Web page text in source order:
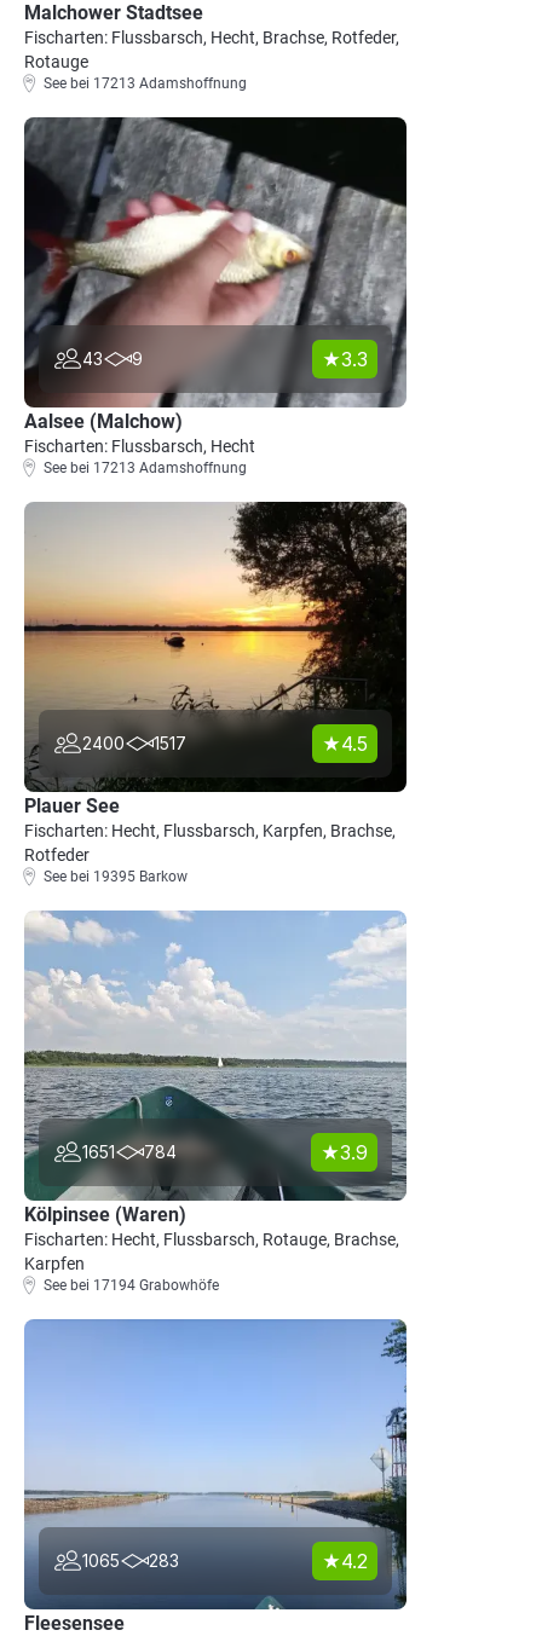
Malchower Stadtsee
Fischarten: Flussbarsch, Hecht, Brachse, Rotfeder,
Rotauge
See bei 17213 Adamshoffnung
43 9 3.3
Aalsee (Malchow)
Fischarten: Flussbarsch, Hecht
See bei 17213 Adamshoffnung
2400 1517 4.5
Plauer See
Fischarten: Hecht, Flussbarsch, Karpfen, Brachse,
Rotfeder
See bei 19395 Barkow
1651 784 3.9
Kölpinsee (Waren)
Fischarten: Hecht, Flussbarsch, Rotauge, Brachse,
Karpfen
See bei 17194 Grabowhöfe
1065 283 4.2
Fleesensee